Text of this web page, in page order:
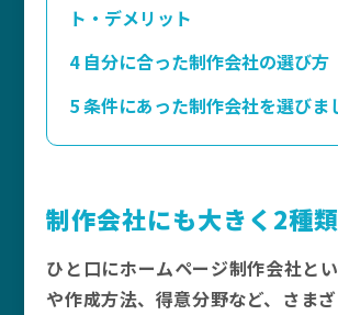
ト・デメリット
4自分に合った制作会社の選び方
5条件にあった制作会社を選びま
制作会社にも大きく2種
ひと口にホームページ制作会社と
や作成方法、得意分野など、さま